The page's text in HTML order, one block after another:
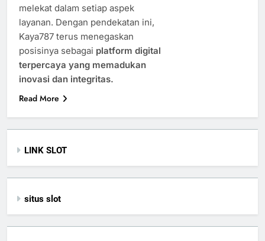
melekat dalam setiap aspek
layanan. Dengan pendekatan ini,
Kaya787 terus menegaskan
posisinya sebagai platform digital
terpercaya yang memadukan
inovasi dan integritas.
Read More
LINK SLOT
situs slot